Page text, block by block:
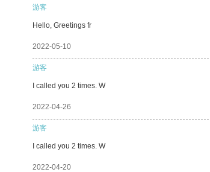
游客
Hello, Greetings fr
2022-05-10
游客
I called you 2 times. W
2022-04-26
游客
I called you 2 times. W
2022-04-20